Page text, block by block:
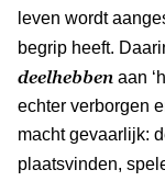
leven wordt
begrip heeft.
deelhebben aan
echter verborgen
macht gevaarlijk:
plaatsvinden,